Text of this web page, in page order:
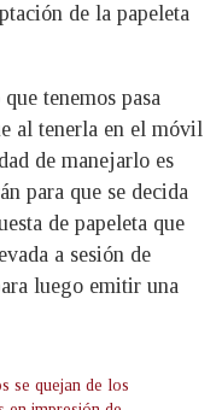
de la papeleta
tenemos pasa
al tenerla en el móvil
de manejarlo es
para que se decida
de papeleta que
a sesión de
luego emitir una
se quejan de los